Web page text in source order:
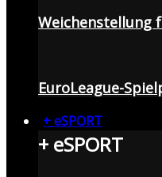
Weichenstellung
EuroLeague-
+ eSPORT
+ eSPORT